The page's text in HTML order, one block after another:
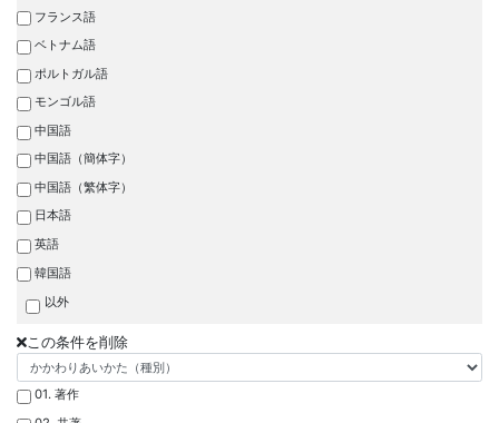
フランス語
ベトナム語
ポルトガル語
モンゴル語
中国語
中国語（簡体字）
中国語（繁体字）
日本語
英語
韓国語
以外
この条件を削除
01. 著作